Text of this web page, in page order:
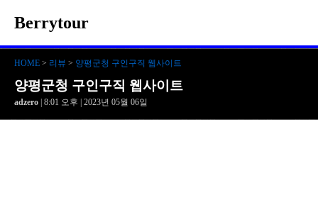
Berrytour
HOME > 리뷰 > 양평군청 구인구직 웹사이트
양평군청 구인구직 웹사이트
adzero | 8:01 오후 | 2023년 05월 06일